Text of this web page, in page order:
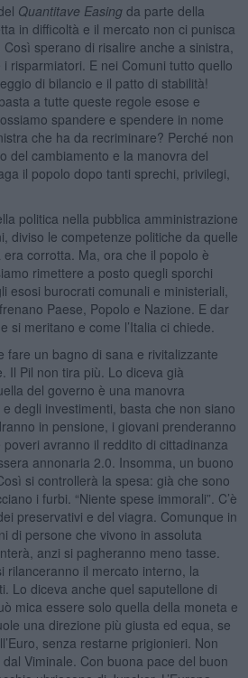
Quantitave Easingda parte della
in difficoltà e il mercato non ci punisca
sperano di risalire anche a sinistra,
risparmiatori. E nei Comuni tutto quello
di bilancio e il patto di stabilità!
a tutte queste regole esose e
spandere e spendere in nome
che ha da recriminare? Perché non
del cambiamento e la manovra del
il popolo dopo tanti sprechi, privilegi,
politica nella pubblica amministrazione
diviso le competenze politiche da quelle
corrotta. Ma, ora che il popolo è
rimettere a posto quegli sporchi
esosi burocrati comunali e ministeriali,
Paese, Popolo e Nazione. E dar
si meritano e come l’Italia ci chiede.
fare un bagno di sana e rivitalizzante
Il Pil non tira più. Lo diceva già
del governo è una manovra
degli investimenti, basta che non siano
in pensione, i giovani prenderanno
avranno il reddito di cittadinanza
annonaria 2.0. Insomma, un buono
si controllerà la spesa: già che sono
i furbi. “Niente spese immorali”. C’è
preservativi e del viagra. Comunque in
di persone che vivono in assoluta
anzi si pagheranno meno tasse.
rilanceranno il mercato interno, la
Lo diceva anche quel saputellone di
mica essere solo quella della moneta e
una direzione più giusta ed equa, se
senza restarne prigionieri. Non
Viminale. Con buona pace del buon